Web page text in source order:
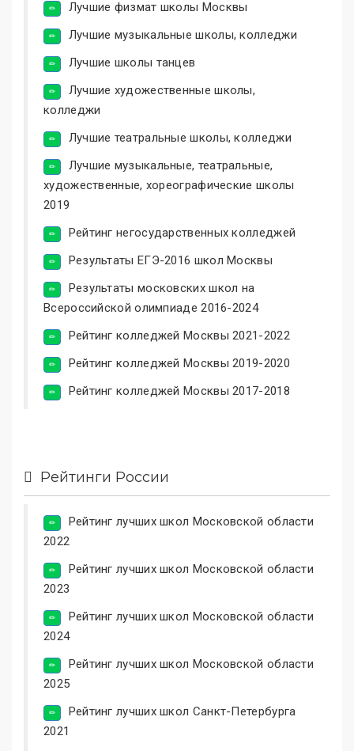
Лучшие физмат школы Москвы
Лучшие музыкальные школы, колледжи
Лучшие школы танцев
Лучшие художественные школы,
колледжи
Лучшие театральные школы, колледжи
Лучшие музыкальные, театральные,
художественные, хореографические школы
2019
Рейтинг негосударственных колледжей
Результаты ЕГЭ-2016 школ Москвы
Результаты московских школ на
Всероссийской олимпиаде 2016-2024
Рейтинг колледжей Москвы 2021-2022
Рейтинг колледжей Москвы 2019-2020
Рейтинг колледжей Москвы 2017-2018
Рейтинги России
Рейтинг лучших школ Московской области
2022
Рейтинг лучших школ Московской области
2023
Рейтинг лучших школ Московской области
2024
Рейтинг лучших школ Московской области
2025
Рейтинг лучших школ Санкт-Петербурга
2021